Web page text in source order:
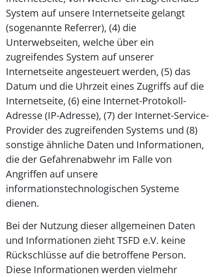
System auf unsere Internetseite gelangt
(sogenannte Referrer), (4) die
Unterwebseiten, welche über ein
zugreifendes System auf unserer
Internetseite angesteuert werden, (5) das
Datum und die Uhrzeit eines Zugriffs auf die
Internetseite, (6) eine Internet-Protokoll-
Adresse (IP-Adresse), (7) der Internet-Service-
Provider des zugreifenden Systems und (8)
sonstige ähnliche Daten und Informationen,
die der Gefahrenabwehr im Falle von
Angriffen auf unsere
informationstechnologischen Systeme
dienen.
Bei der Nutzung dieser allgemeinen Daten
und Informationen zieht TSFD e.V. keine
Rückschlüsse auf die betroffene Person.
Diese Informationen werden vielmehr